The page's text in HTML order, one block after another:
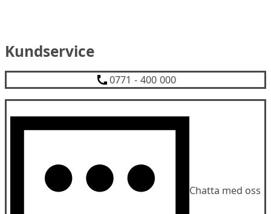
Kundservice
0771 - 400 000
Chatta med oss